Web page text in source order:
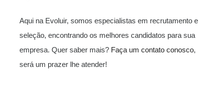
Aqui na Evoluir, somos especialistas em recrutamento e
seleção, encontrando os melhores candidatos para sua
empresa. Quer saber mais? Faça um contato conosco,
será um prazer lhe atender!